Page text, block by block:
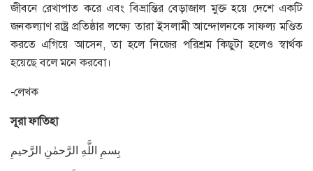
জীবনে রেখাপাত করে এবং বিভ্রান্তির বেড়াজাল মুক্ত হয়ে দেশে একটি
জনকল্যাণ রাষ্ট্র প্রতিষ্ঠার লক্ষ্যে তারা ইসলামী আন্দোলনকে সাফল্য মণ্ডিত
করতে এগিয়ে আসেন, তা হলে নিজের পরিশ্রম কিছুটা হলেও স্বার্থক
হয়েছে বলে মনে করবো।
-লেখক
সূরা ফাতিহা
بِسمِ اللَّهِ الرَّحمٰنِ الرَّحيمِ